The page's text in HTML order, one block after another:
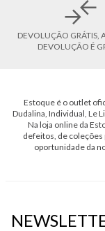
DEVOLUÇÃO GRÁTIS,
DEVOLUÇÃO É
Estoque é o outlet
Dudalina, Individual, Le
Na loja online da
defeitos, de coleções
oportunidade da